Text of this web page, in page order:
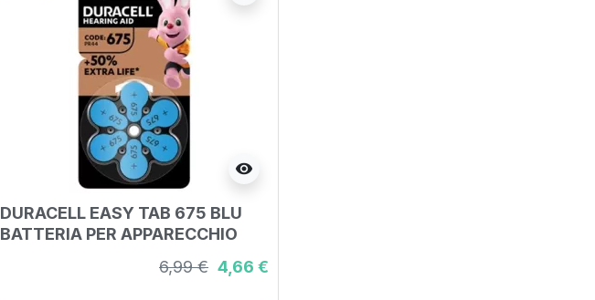
visibility
DURACELL EASY TAB 675 BLU
BATTERIA PER APPARECCHIO
6,99 € 4,66 €